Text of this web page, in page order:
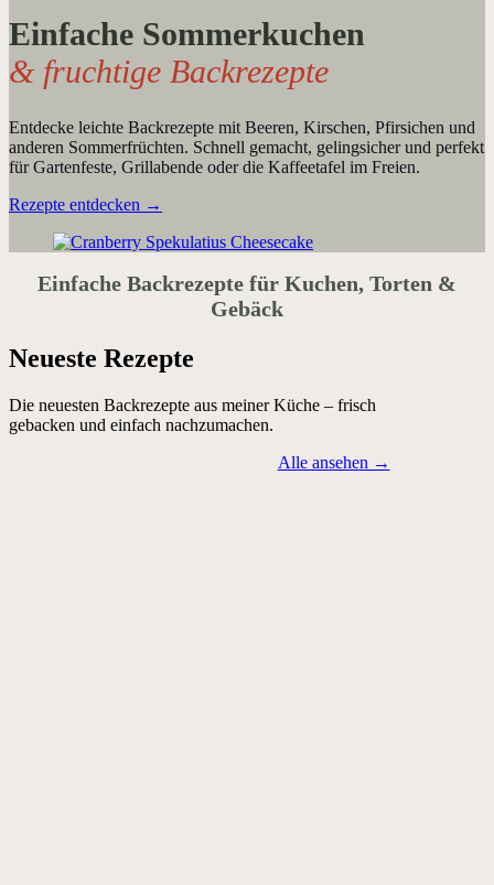
Einfache Sommerkuchen
& fruchtige Backrezepte
Entdecke leichte Backrezepte mit Beeren, Kirschen, Pfirsichen und
anderen Sommerfrüchten. Schnell gemacht, gelingsicher und perfekt
für Gartenfeste, Grillabende oder die Kaffeetafel im Freien.
Rezepte entdecken →
Einfache Backrezepte für Kuchen, Torten &
Gebäck
Neueste Rezepte
Die neuesten Backrezepte aus meiner Küche – frisch
gebacken und einfach nachzumachen.
Alle ansehen →